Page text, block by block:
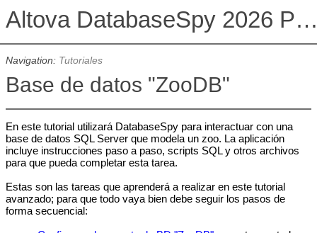
Altova DatabaseSpy 2026
Navigation: Tutoriales
Base de datos "ZooDB"
En este tutorial utilizará DatabaseSpy para interactuar con una
base de datos SQL Server que modela un zoo. La aplicación
incluye instrucciones paso a paso, scripts SQL y otros archivos
para que pueda completar esta tarea.
Estas son las tareas que aprenderá a realizar en este tutorial
avanzado; para que todo vaya bien debe seguir los pasos de
forma secuencial: